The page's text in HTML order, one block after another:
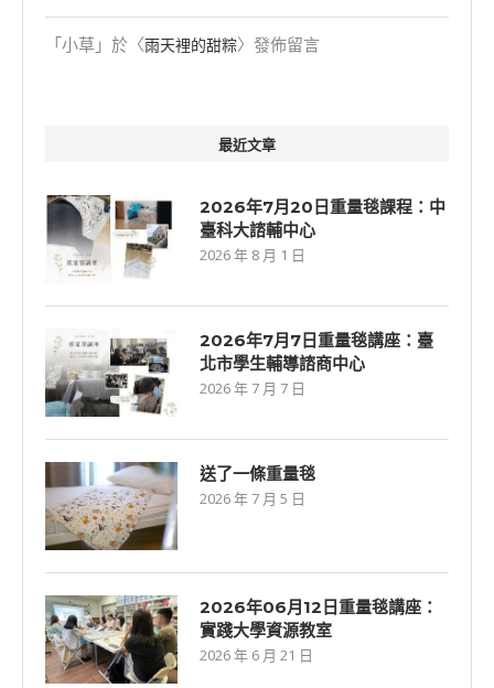
「小草 」於〈雨天裡的甜粽〉發佈留言
最近文章
2026年7月20日重量毯課程：中
臺科大諮輔中心
2026 年 8 月 1 日
2026年7⽉7⽇重量毯講座：臺
北市學生輔導諮商中心
2026 年 7 月 7 日
送了一條重量毯
2026 年 7 月 5 日
2026年06⽉12⽇重量毯講座：
實踐大學資源教室
2026 年 6 月 21 日